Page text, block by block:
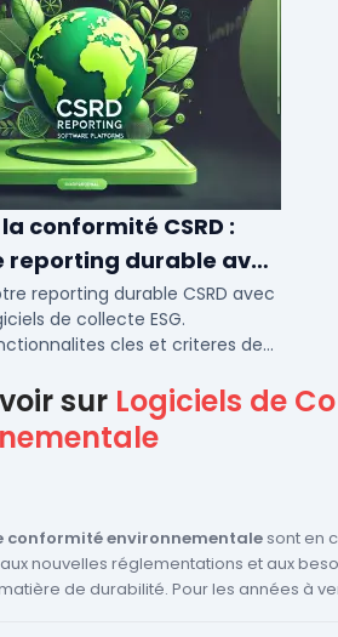
conformité CSRD :
reporting durable avec
automatisés
reporting durable CSRD avec
de collecte ESG.
cles et criteres de
ETI en 2026.
sur Logiciels de
conformité environnementalesont en
nouvelles réglementations et aux
de durabilité. Pour les années à